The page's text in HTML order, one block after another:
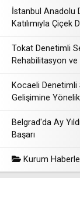
İstanbul Anadolu
Katılımıyla
Tokat Denetimli
Rehabilitasyon
Kocaeli
Gelişimine
Belgrad'da Ay
Başarı
Kurum